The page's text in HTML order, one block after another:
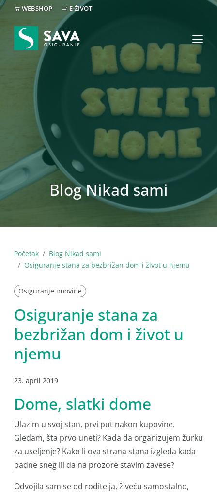
WEBSHOP E-ŽIVOT
Blog Nikad sami
Početak
Blog Nikad sami
Osiguranje stana za bezbrižan dom i život u njemu
Osiguranje imovine
Osiguranje stana za
bezbrižan dom i život u
njemu
23. april 2019
Dome, slatki dome
Ulazim u svoj stan, prvi put nakon kupovine.
Gledam, šta prvo uneti? Kada da organizujem žurku
za useljenje? Kako li ova strana stana izgleda kada
padne sneg ili da na prozore stavim zavese?
Odvojila sam se od roditelja, živeću samostalno,